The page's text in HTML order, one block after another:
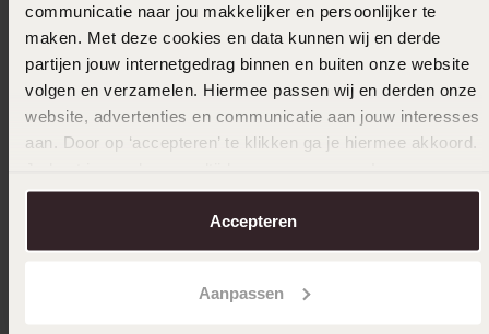
communicatie naar jou makkelijker en persoonlijker te
maken. Met deze cookies en data kunnen wij en derde
partijen jouw internetgedrag binnen en buiten onze website
volgen en verzamelen. Hiermee passen wij en derden onze
website, advertenties en communicatie aan jouw interesses
aan. Door op ‘accepteren’ te klikken ga je hiermee akkoord.
over in onscookiebeleid.
Accepteren
Aanpassen
Heel mooie ring … heb hem in geel goud en
wit goud …
Toon meer
Selecteer maat & bestel